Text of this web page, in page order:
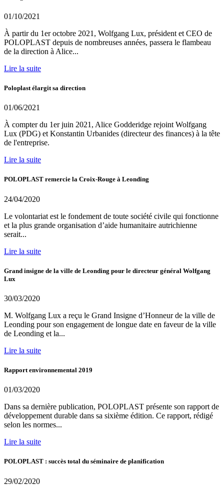
01/10/2021
À partir du 1er octobre 2021, Wolfgang Lux, président et CEO de
POLOPLAST depuis de nombreuses années, passera le flambeau
de la direction à Alice...
Lire la suite
Poloplast élargit sa direction
01/06/2021
À compter du 1er juin 2021, Alice Godderidge rejoint Wolfgang
Lux (PDG) et Konstantin Urbanides (directeur des finances) à la tête
de l'entreprise.
Lire la suite
POLOPLAST remercie la Croix-Rouge à Leonding
24/04/2020
Le volontariat est le fondement de toute société civile qui fonctionne
et la plus grande organisation d’aide humanitaire autrichienne
serait...
Lire la suite
Grand insigne de la ville de Leonding pour le directeur général Wolfgang
Lux
30/03/2020
M. Wolfgang Lux a reçu le Grand Insigne d’Honneur de la ville de
Leonding pour son engagement de longue date en faveur de la ville
de Leonding et la...
Lire la suite
Rapport environnemental 2019
01/03/2020
Dans sa dernière publication, POLOPLAST présente son rapport de
développement durable dans sa sixième édition. Ce rapport, rédigé
selon les normes...
Lire la suite
POLOPLAST : succès total du séminaire de planification
29/02/2020